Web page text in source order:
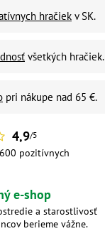
hračiek v SK.
všetkých hračiek.
pri nákupe nad 65 €.
4,9/5
pozitívnych
e-shop
a starostlivosť
berieme vážne.